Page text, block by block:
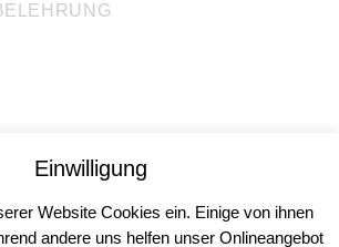
Krieg, Gill, Gehrke GbR
| Inkasso
der Ruhr
Einwilligung
Website Cookies ein. Einige von ihnen
andere uns helfen unser Onlineangebot